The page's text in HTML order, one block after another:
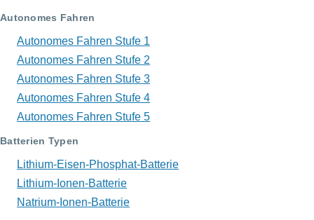
Autonomes Fahren
Autonomes Fahren Stufe 1
Autonomes Fahren Stufe 2
Autonomes Fahren Stufe 3
Autonomes Fahren Stufe 4
Autonomes Fahren Stufe 5
Batterien Typen
Lithium-Eisen-Phosphat-Batterie
Lithium-Ionen-Batterie
Natrium-Ionen-Batterie